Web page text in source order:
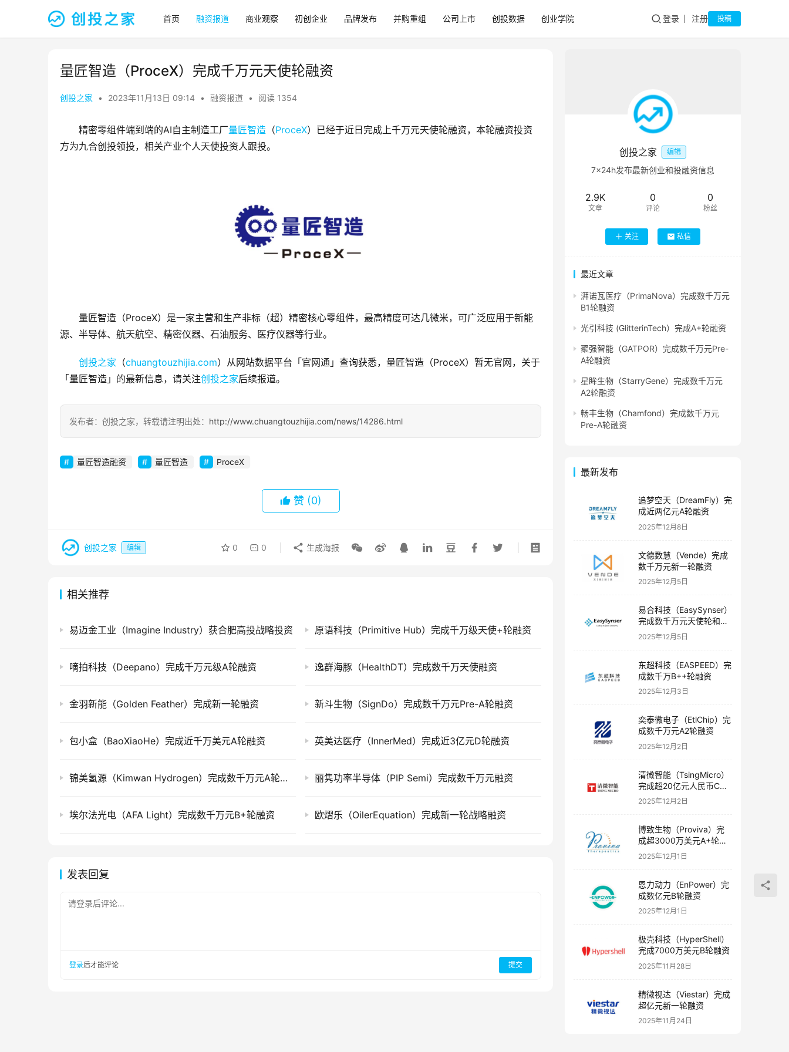
首页 融资报道 商业观察 初创企业 品牌发布 并购重组 公司上市 创投数据 创业学院 登录 注册 投稿
量匠智造（ProceX）完成千万元天使轮融资
创投之家 • 2023年11月13日 09:14 • 融资报道 • 阅读 1354
精密零组件端到端的AI自主制造工厂量匠智造 （ProceX）已经于近日完成上千万元天使轮融资，本轮融资投资
方为九合创投领投，相关产业个人天使投资人跟投。
量匠智造（ProceX）是一家主营和生产非标（超）精密核心零组件，最高精度可达几微米，可广泛应用于新能
源、半导体、航天航空、精密仪器、石油服务、医疗仪器等行业。
创投之家 （chuangtouzhijia.com）从网站数据平台「官网通」查询获悉，量匠智造（ProceX）暂无官网，关于
「量匠智造」的最新信息，请关注创投之家后续报道。
发布者：创投之家，转载请注明出处： http://www.chuangtouzhijia.com/news/14286.html
量匠智造融资 量匠智造 ProceX
赞 (0)
创投之家 编辑 0 0 生成海报
相关推荐
易迈金工业（Imagine Industry）获合肥高投战略投资 原语科技（Primitive Hub）完成千万级天使+轮融资
嘀拍科技（Deepano）完成千万元级A轮融资 逸群海豚（HealthDT）完成数千万天使融资
金羽新能（Golden Feather）完成新一轮融资 新斗生物（SignDo）完成数千万元Pre-A轮融资
包小盒（BaoXiaoHe）完成近千万美元A轮融资 英美达医疗（InnerMed）完成近3亿元D轮融资
锦美氢源（Kimwan Hydrogen）完成数千万元A轮融资 丽隽功率半导体（PIP Semi）完成数千万元融资
埃尔法光电（AFA Light）完成数千万元B+轮融资 欧熠乐（OilerEquation）完成新一轮战略融资
发表回复
请登录后评论...
登录后才能评论 提交
创投之家 编辑
7×24h发布最新创业和投融资信息
2.9K
文章
0
评论
0
粉丝
关注 私信
最近文章
湃诺瓦医疗（PrimaNova）完成数千万元
B1轮融资
光引科技 (GlitterinTech）完成A+轮融资
聚强智能（GATPOR）完成数千万元Pre-
A轮融资
星眸生物（StarryGene）完成数千万元
A2轮融资
畅丰生物（Chamfond）完成数千万元
Pre-A轮融资
最新发布
追梦空天（DreamFly）完
成近两亿元A轮融资
2025年12月8日
文德数慧（Vende）完成
数千万元新一轮融资
2025年12月5日
易合科技（EasySynser）
完成数千万元天使轮和天
使+轮融资
2025年12月5日
东超科技（EASPEED）完
成数千万B++轮融资
2025年12月3日
奕泰微电子（EtlChip）完
成数千万元A2轮融资
2025年12月2日
清微智能（TsingMicro）
完成超20亿元人民币C轮
融资
2025年12月2日
博致生物（Proviva）完
成超3000万美元A+轮融
资
2025年12月1日
恩力动力（EnPower）完
成数亿元B轮融资
2025年12月1日
极壳科技（HyperShell）
完成7000万美元B轮融资
2025年11月28日
精微视达（Viestar）完成
超亿元新一轮融资
2025年11月24日